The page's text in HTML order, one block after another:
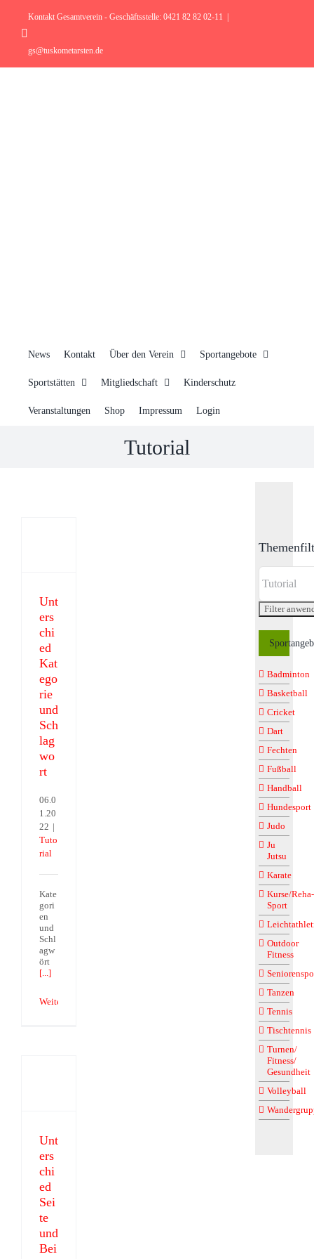
springen
Kontakt Gesamtverein - Geschäftsstelle: 0421 82 82 02-11
gs@tuskometarsten.de
News Kontakt Über den Verein Sportangebote
Sportstätten Mitgliedschaft Kinderschutz
Veranstaltungen Shop Impressum Login
Tutorial
Unt
ers
chi
ed
Kat
ego
rie
und
Sch
lag
wo
rt
06.0
1.20
22 |
Tuto
rial
Kate
gori
en
und
Schl
agw
ört
[...]
Weiterlesen
Unt
ers
chi
ed
Sei
te
und
Bei
Badminton
Basketball
Cricket
Dart
Fechten
Fußball
Handball
Hundesport
Judo
Ju
Jutsu
Karate
Kurse/Reha-
Sport
Outdoor
Fitness
Tanzen
Tennis
Tischtennis
Turnen/
Fitness/
Gesundheit
Volleyball